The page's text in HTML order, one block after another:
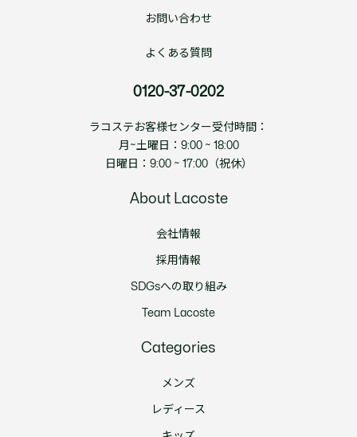
お問い合わせ
よくある質問
0120-37-0202
ラコステお客様センター受付時間：
月~土曜日：9:00 ~ 18:00
日曜日：9:00 ~ 17:00（祝休）
About Lacoste
会社情報
採用情報
SDGsへの取り組み
Team Lacoste
Categories
メンズ
レディース